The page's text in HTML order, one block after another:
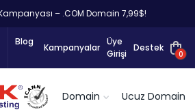
– .COM Domain 7,99$!
Blog
Kampanyalar
Üye
Girişi
Destek
0
Domain Ucuz Domain